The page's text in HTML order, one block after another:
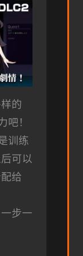
的
吧！
训练
可以
给
步一